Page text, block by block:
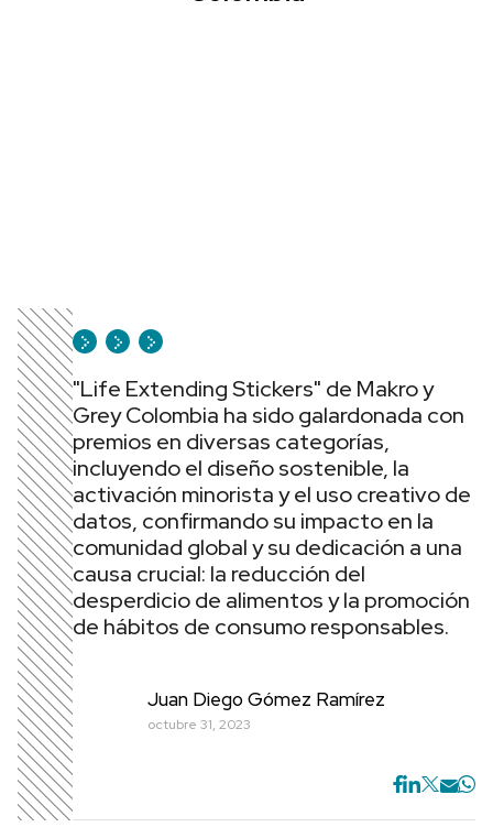
"Life Extending Stickers" de Makro y
Grey Colombia ha sido galardonada con
premios en diversas categorías,
incluyendo el diseño sostenible, la
activación minorista y el uso creativo de
datos, confirmando su impacto en la
comunidad global y su dedicación a una
causa crucial: la reducción del
desperdicio de alimentos y la promoción
de hábitos de consumo responsables.
Juan Diego Gómez Ramírez
octubre 31, 2023